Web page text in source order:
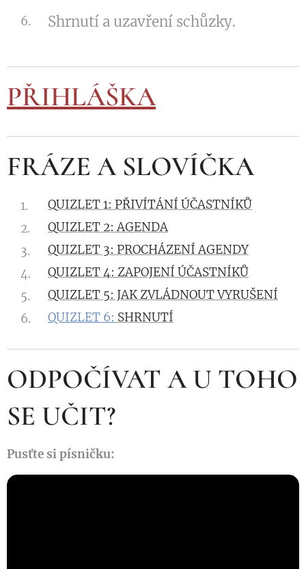
Shrnutí a uzavření schůzky.
PŘIHLÁŠKA
FRÁZE A SLOVÍČKA
QUIZLET 1: PŘIVÍTÁNÍ ÚČASTNÍKŮ
QUIZLET 2: AGENDA
QUIZLET 3: PROCHÁZENÍ AGENDY
QUIZLET 4: ZAPOJENÍ ÚČASTNÍKŮ
QUIZLET 5: JAK ZVLÁDNOUT VYRUŠENÍ
QUIZLET 6: SHRNUTÍ
ODPOČÍVAT A U TOHO
SE UČIT?
Pusťte si písničku: